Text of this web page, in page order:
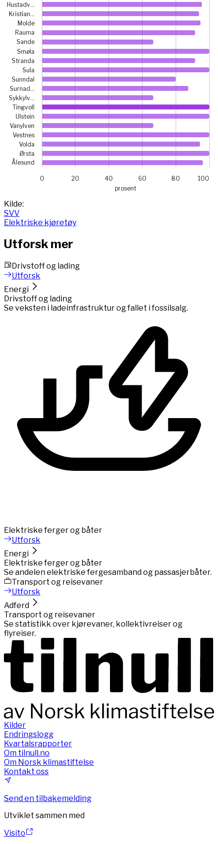
prosent
Hustadv…
Kristian…
Molde
Rauma
Sande
Smøla
Stranda
Sula
Sunndal
Surnad…
Sykkylv…
Tingvoll
Ulstein
Vanylven
Vestnes
Volda
Ørsta
Ålesund
0 20 40 60 80 100
End of interactive chart.
Kilde:
SVV
Elektriske kjøretøy
Utforsk mer
Drivstoff og lading
Utforsk
Energi
Drivstoff og lading
Se veksten i ladeinfrastruktur og fallet i fossilsalg.
Elektriske ferger og båter
Utforsk
Energi
Elektriske ferger og båter
Se andelen elektriske fergesamband og passasjerbåter.
Transport og reisevaner
Utforsk
Adferd
Transport og reisevaner
Se statistikk over kjørevaner, kollektivreiser og
flyreiser.
Kilder
Endringslogg
Kvartalsrapporter
Om tilnull.no
Om Norsk klimastiftelse
Kontakt oss
Send en tilbakemelding
Utviklet sammen med
Visito